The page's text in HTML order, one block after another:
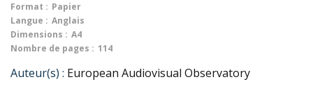
Format : Papier
Langue : Anglais
Dimensions : A4
Nombre de pages : 114
Auteur(s) : European Audiovisual Observatory